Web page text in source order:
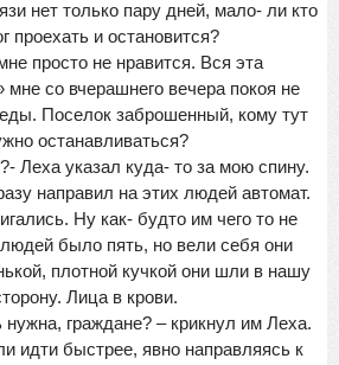
нет только пару дней, мало- ли кто
проехать и остановится?
просто не нравится. Вся эта
мне со вчерашнего вечера покоя не
Поселок заброшенный, кому тут
останавливаться?
Леха указал куда- то за мою спину.
направил на этих людей автомат.
Ну как- будто им чего то не
людей было пять, но вели себя они
плотной кучкой они шли в нашу
Лица в крови.
граждане? – крикнул им Леха.
идти быстрее, явно направляясь к